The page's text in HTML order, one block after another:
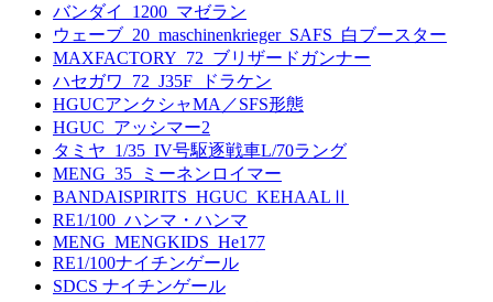
バンダイ_1200_マゼラン
ウェーブ_20_maschinenkrieger_SAFS_白ブースター
MAXFACTORY_72_ブリザードガンナー
ハセガワ_72_J35F_ドラケン
HGUCアンクシャMA／SFS形態
HGUC_アッシマー2
タミヤ_1/35_IV号駆逐戦車L/70ラング
MENG_35_ミーネンロイマー
BANDAISPIRITS_HGUC_KEHAALⅡ
RE1/100_ハンマ・ハンマ
MENG_MENGKIDS_He177
RE1/100ナイチンゲール
SDCS ナイチンゲール